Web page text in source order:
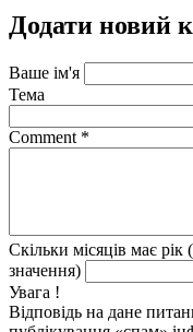
Додати новий
Ваше ім'я
Тема
Comment *
Скільки місяців має
значення)
Увага !
Відповідь на дане